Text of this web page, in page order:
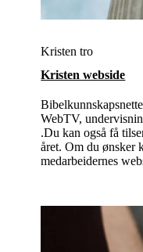
Kristen tro
Kristen webside
WebTV,
.Du kan også få
året. Om du ønsker
medarbeidernes